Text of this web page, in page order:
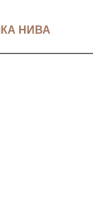
НИВА